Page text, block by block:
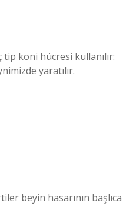
koni hücresi kullanılır:
yaratılır.
beyin hasarının başlıca